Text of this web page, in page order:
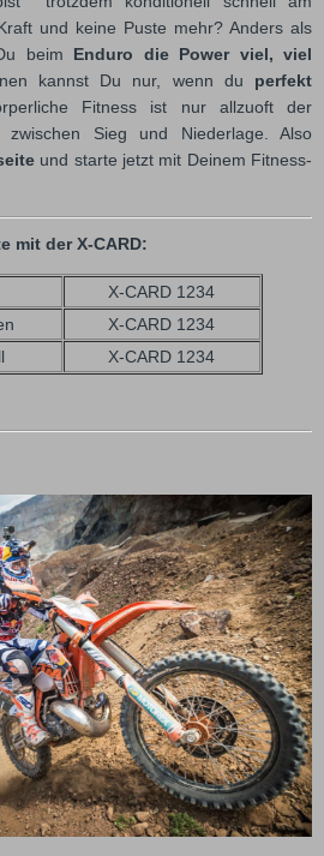
und keine Puste mehr? Anders als
beim Enduro die Power viel, viel
kannst Du nur, wenn du perfekt
Fitness ist nur allzuoft der
zwischen Sieg und Niederlage. Also
und starte jetzt mit Deinem Fitness-
mit der X-CARD:
X-CARD 1234
X-CARD 1234
X-CARD 1234